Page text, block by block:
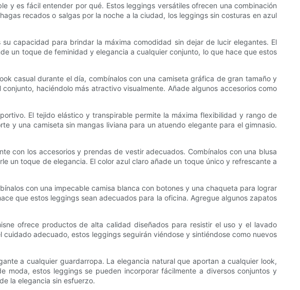
y es fácil entender por qué. Estos leggings versátiles ofrecen una combinación
recados o salgas por la noche a la ciudad, los leggings sin costuras en azul
capacidad para brindar la máxima comodidad sin dejar de lucir elegantes. El
un toque de feminidad y elegancia a cualquier conjunto, lo que hace que estos
casual durante el día, combínalos con una camiseta gráfica de gran tamaño y
haciéndolo más atractivo visualmente. Añade algunos accesorios como
El tejido elástico y transpirable permite la máxima flexibilidad y rango de
y una camiseta sin mangas liviana para un atuendo elegante para el gimnasio.
con los accesorios y prendas de vestir adecuados. Combínalos con una blusa
un toque de elegancia. El color azul claro añade un toque único y refrescante a
con una impecable camisa blanca con botones y una chaqueta para lograr
que estos leggings sean adecuados para la oficina. Agregue algunos zapatos
ofrece productos de alta calidad diseñados para resistir el uso y el lavado
adecuado, estos leggings seguirán viéndose y sintiéndose como nuevos
a cualquier guardarropa. La elegancia natural que aportan a cualquier look,
estos leggings se pueden incorporar fácilmente a diversos conjuntos y
la elegancia sin esfuerzo.